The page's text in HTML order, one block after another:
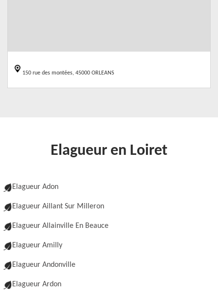
150 rue des montées, 45000 ORLEANS
Elagueur en Loiret
Elagueur Adon
Elagueur Aillant Sur Milleron
Elagueur Allainville En Beauce
Elagueur Amilly
Elagueur Andonville
Elagueur Ardon